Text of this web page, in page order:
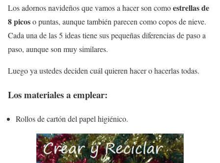
Los adornos navideños que vamos a hacer son comoestrellas de
8 picoso puntas, aunque también parecen como copos de nieve.
Cada una de las 5 ideas tiene sus pequeñas diferencias de paso a
paso, aunque son muy similares.
Luego ya ustedes deciden cuál quieren hacer o hacerlas todas.
Los materiales a emplear:
Rollos de cartón del papel higiénico.